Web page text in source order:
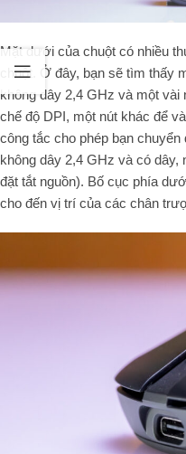
Mặt dưới của chuột có nhiều
chuột. Ở đây, bạn sẽ tìm thấy
không dây 2,4 GHz và một vài
chế độ DPI, một nút khác để
công tắc cho phép bạn
không dây 2,4 GHz và có dây,
đặt tắt nguồn). Bố cục phía
cho đến vị trí của các chân